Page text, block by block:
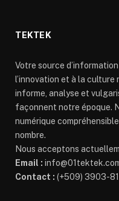
TEKTEK
Votre source
l’innovation et à la
informe, analyse et
façonnent notre époque.
numérique
nombre.
Nous acceptons
Email :
Contact : (+509) 3903-